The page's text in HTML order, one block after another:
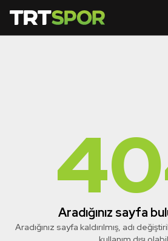
Aradığınız sayfa
Aradığınız sayfa kaldırılmış, adı